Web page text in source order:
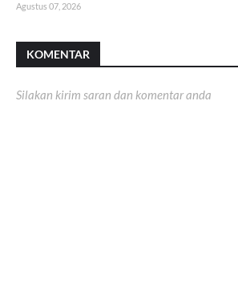
Agustus 07, 2026
KOMENTAR
Silakan kirim saran dan komentar anda